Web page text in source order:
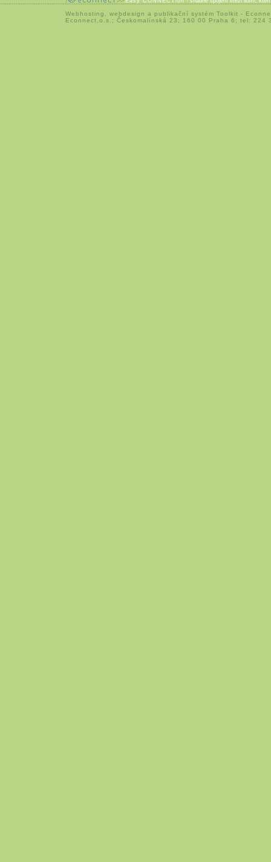
Webhosting webdesign a publikační systém Toolkit -
Econnect,o.s.; Českomalínská 23; 160 00 Praha 6; tel: 224